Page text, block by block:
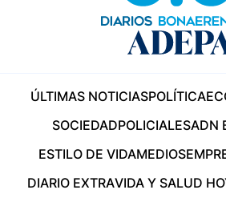
ÚLTIMAS NOTICIASPOLÍTICA
SOCIEDADPOLICIALESADN
ESTILO DE VIDAMEDIOS
DIARIO EXTRAVIDA Y SALUD